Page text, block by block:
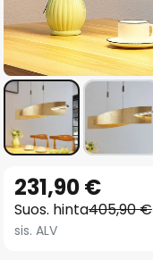
to
the
beginning
231,90 €
Suos. hinta405,90 €
sis. ALV